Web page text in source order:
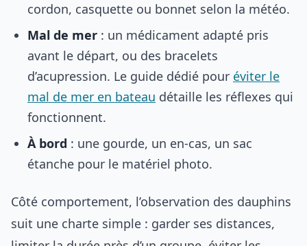
cordon, casquette ou bonnet selon la météo.
Mal de mer : un médicament adapté pris
avant le départ, ou des bracelets
d’acupression. Le guide dédié pour éviter le
mal de mer en bateau détaille les réflexes qui
fonctionnent.
À bord : une gourde, un en-cas, un sac
étanche pour le matériel photo.
Côté comportement, l’observation des dauphins
suit une charte simple : garder ses distances,